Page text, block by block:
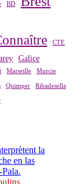
BD
CTE
Galice
Marseille Murcie
Quimper Ribadesella